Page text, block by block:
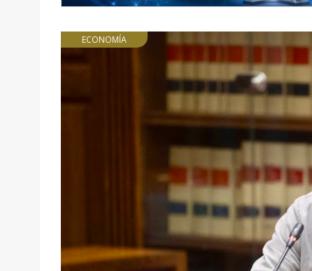
ECONOMÍA